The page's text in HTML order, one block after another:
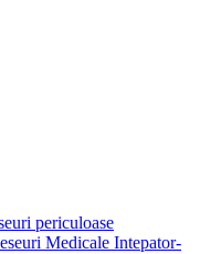
periculoase
Medicale Intepator-